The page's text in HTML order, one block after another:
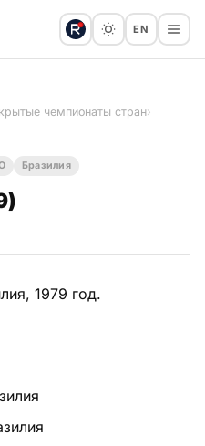
EN
чемпионаты стран›
Бразилия
1979 год.